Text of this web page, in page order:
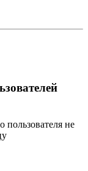
пользователя не